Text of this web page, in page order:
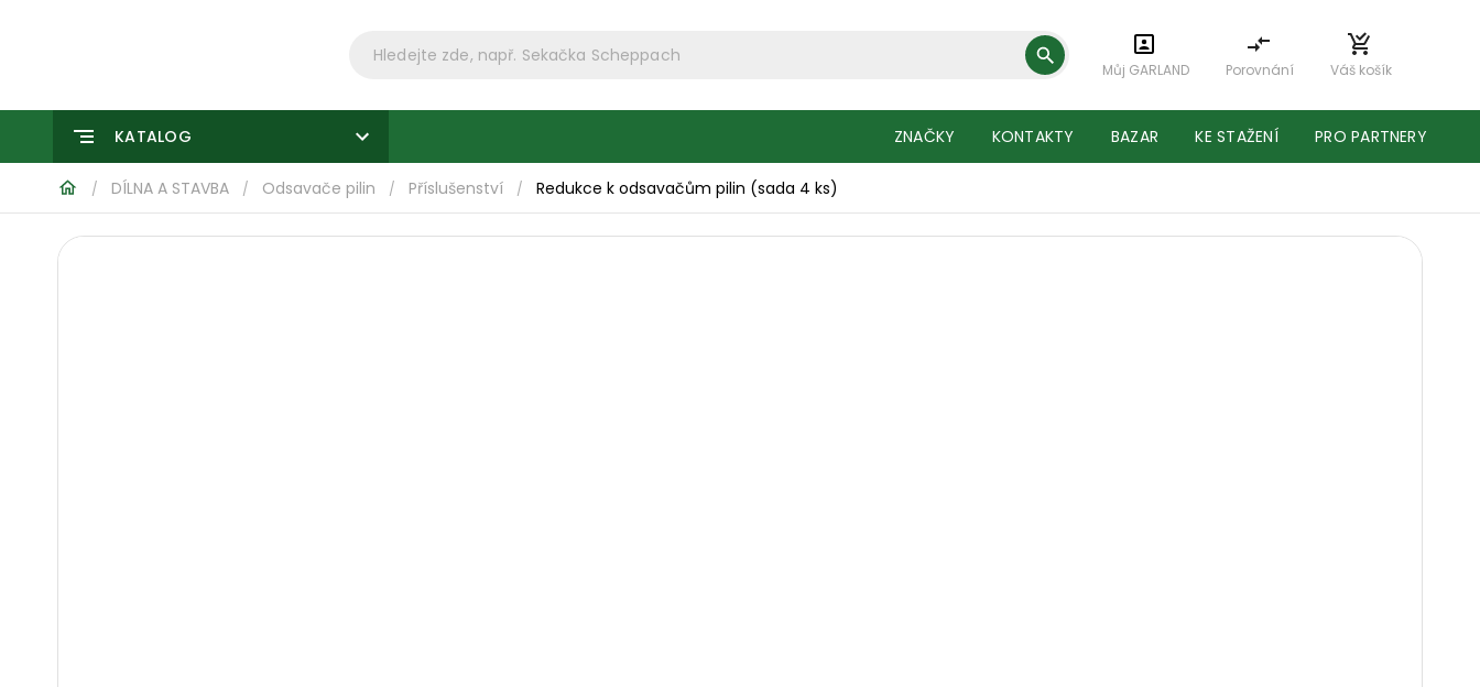
Můj GARLAND Porovnání Váš košík
KATALOG ZNAČKY KONTAKTY BAZAR KE STAŽENÍ PRO PARTNERY
/ DÍLNA A STAVBA / Odsavače pilin / Příslušenství / Redukce k odsavačům pilin (sada 4 ks)